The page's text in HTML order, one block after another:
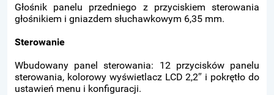
Głośnik panelu przedniego z przyciskiem sterowania
głośnikiem i gniazdem słuchawkowym 6,35 mm.
Sterowanie
Wbudowany panel sterowania: 12 przycisków panelu
sterowania, kolorowy wyświetlacz LCD 2,2″ i pokrętło do
ustawień menu i konfiguracji.